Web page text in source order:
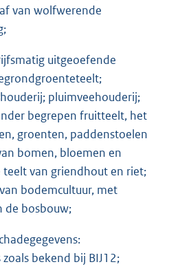
van wolfwerende
uitgeoefende
pluimveehouderij;
begrepen fruitteelt, het
groenten, paddenstoelen
bomen, bloemen en
van griendhout en riet;
bodemcultuur, met
de bosbouw;
zoals bekend bij BIJ12;